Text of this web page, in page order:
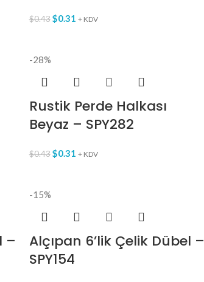
$0.43 $0.31 + KDV
-28%
Rustik Perde Halkası
Beyaz – SPY282
$0.43 $0.31 + KDV
–
-15%
Alçıpan 6’lik Çelik Dübel –
SPY154